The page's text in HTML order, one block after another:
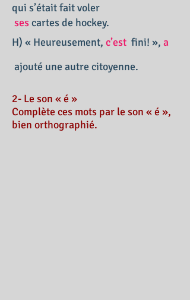
qui s’était fait voler
sescartes de hockey.
H) « Heureusement, c’est fini! », a
ajouté une autre citoyenne.
2- Le son « é »
Complète ces mots par le son « é »,
bien orthographié.